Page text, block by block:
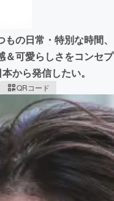
の日常・特別な時間、
＆可愛らしさをコンセプ
から発信したい。
QRコード